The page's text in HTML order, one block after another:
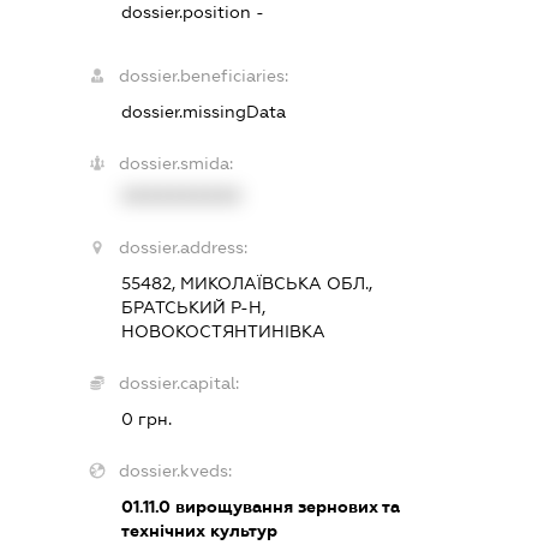
dossier.position -
dossier.beneficiaries:
dossier.missingData
dossier.smida:
dossier.address:
55482, МИКОЛАЇВСЬКА ОБЛ.,
БРАТСЬКИЙ Р-Н,
НОВОКОСТЯНТИНІВКА
dossier.capital:
0 грн.
dossier.kveds:
01.11.0 вирощування зернових та
технічних культур